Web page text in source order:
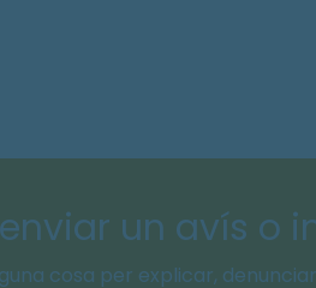
un avís o
cosa per explicar,